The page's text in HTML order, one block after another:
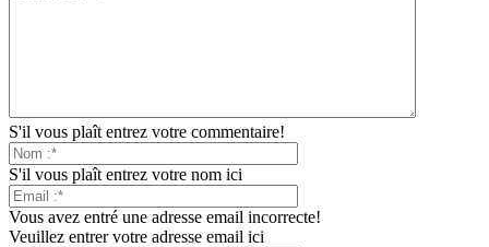
S'il vous plaît entrez votre commentaire!
S'il vous plaît entrez votre nom ici
Vous avez entré une adresse email incorrecte!
Veuillez entrer votre adresse email ici